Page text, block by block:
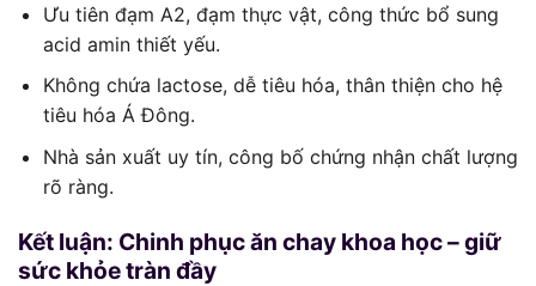
Ưu tiên đạm A2, đạm thực vật, công thức bổ sung
acid amin thiết yếu.
Không chứa lactose, dễ tiêu hóa, thân thiện cho hệ
tiêu hóa Á Đông.
Nhà sản xuất uy tín, công bố chứng nhận chất lượng
rõ ràng.
Kết luận: Chinh phục ăn chay khoa học – giữ
sức khỏe tràn đầy